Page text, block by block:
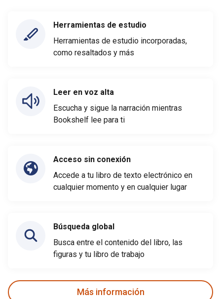
Herramientas de estudio
Herramientas de estudio incorporadas,
como resaltados y más
Leer en voz alta
Escucha y sigue la narración mientras
Bookshelf lee para ti
Acceso sin conexión
Accede a tu libro de texto electrónico en
cualquier momento y en cualquier lugar
Búsqueda global
Busca entre el contenido del libro, las
figuras y tu libro de trabajo
Más información